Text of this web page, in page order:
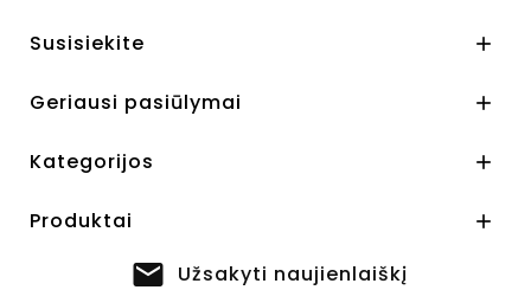
Susisiekite 
Geriausi pasiūlymai 
Kategorijos 
Produktai 
Užsakyti naujienlaiškį